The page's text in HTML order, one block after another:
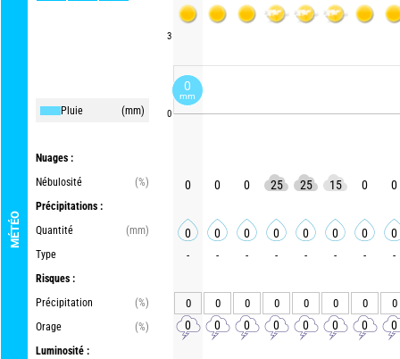
MÉTÉO
Pluie (mm)
Nuages :
Nébulosité
(%)
Précipitations :
Quantité
(mm)
Type
Risques :
Précipitation
(%)
Orage
(%)
Luminosité :
3
0
0 0 0 25 25 15 0 0
0 0 0 0 0 0 0 0
- - - - - - - -
0 0 0 0 0 0 0 0
0 0 0 0 0 0 0 0
0
mm